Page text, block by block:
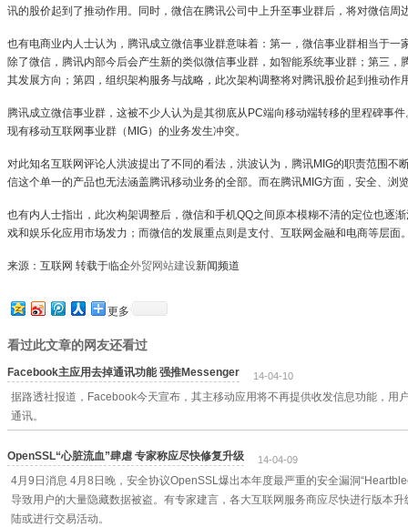
讯的股价起到了推动作用。同时，微信在腾讯公司中上升至事业群后，将对微信周
也有电商业内人士认为，腾讯成立微信事业群意味着：第一，微信事业群相当于
除了微信，腾讯内部今后会产生新的类似微信事业群，如智能系统事业群；第三
其发展方向；第四，组织架构服务与战略，此次架构调整将对腾讯股价起到推动作
腾讯成立微信事业群，这被不少人认为是其彻底从PC端向移动端转移的里程碑事
现有移动互联网事业群（MIG）的业务发生冲突。
对此知名互联网评论人洪波提出了不同的看法，洪波认为，腾讯MIG的职责范围不
信这个单一的产品也无法涵盖腾讯移动业务的全部。而在腾讯MIG方面，安全、浏
也有内人士指出，此次构架调整后，微信和手机QQ之间原本模糊不清的定位也逐
戏和娱乐化应用市场发力；而微信的发展重点则是支付、互联网金融和电商等层面
来源：互联网 转载于临企外贸网站建设新闻频道
更多
看过此文章的网友还看过
Facebook主应用去掉通讯功能 强推Messenger 14-04-10
据路透社报道，Facebook今天宣布，其主移动应用将不再提供收发信息功能，用
通讯。
OpenSSL“心脏流血”肆虐 专家称应尽快修复升级 14-04-09
4月9日消息 4月8日晚，安全协议OpenSSL爆出本年度最严重的安全漏洞
导致用户的大量隐藏数据被盗。有专家建言，各大互联网服务商应尽快进行版本
陆或进行交易活动。